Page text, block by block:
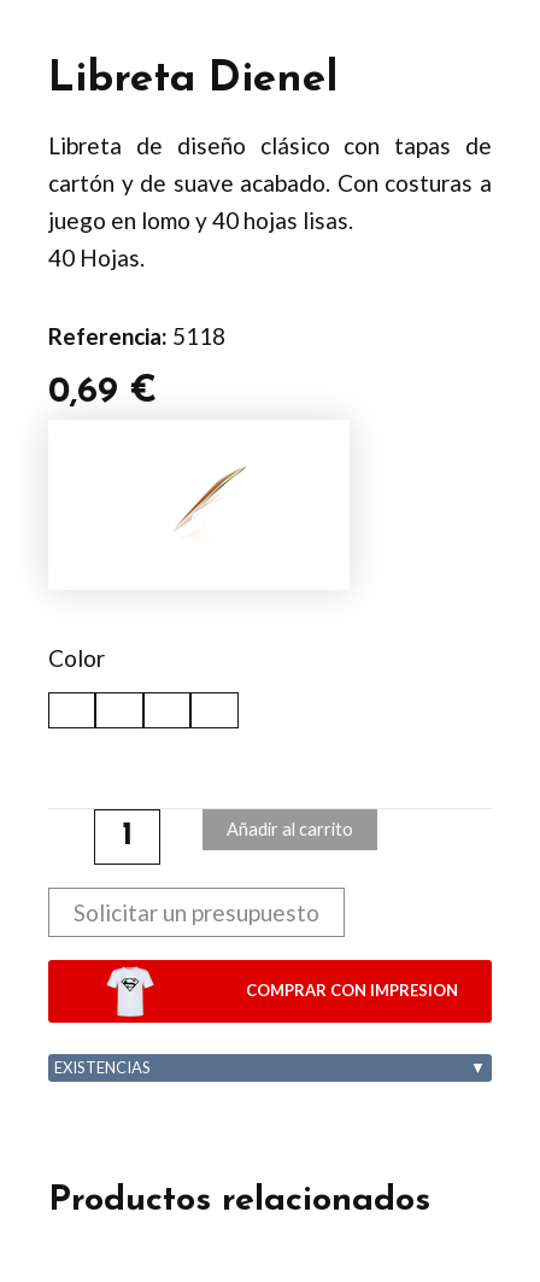
Libreta Dienel
Libreta de diseño clásico con tapas de
cartón y de suave acabado. Con costuras a
juego en lomo y 40 hojas lisas.
40 Hojas.
Referencia: 5118
0,69 €
Color
Añadir al carrito
Solicitar un presupuesto
COMPRAR CON IMPRESION
EXISTENCIAS ▼
Productos relacionados